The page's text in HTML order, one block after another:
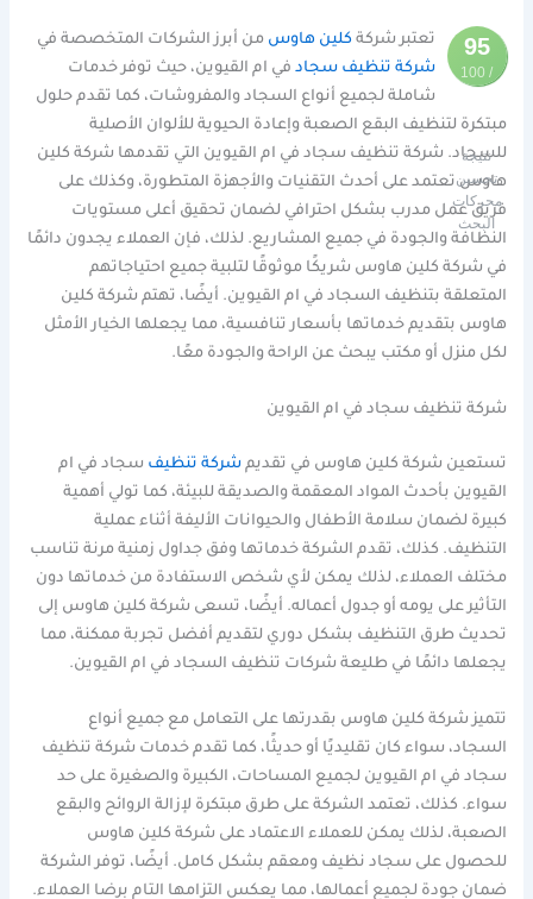
95
/ 100
نتيجة
تحسين
محركات
البحث
تعتبر شركةكلين هاوس من أبرز الشركات المتخصصة في
شركة تنظيف سجاد في ام القيوين، حيث توفر خدمات
شاملة لجميع أنواع السجاد والمفروشات، كما تقدم حلول
مبتكرة لتنظيف البقع الصعبة وإعادة الحيوية للألوان الأصلية
للسجاد. شركة تنظيف سجاد في ام القيوين التي تقدمها شركة كلين
هاوس تعتمد على أحدث التقنيات والأجهزة المتطورة، وكذلك على
فريق عمل مدرب بشكل احترافي لضمان تحقيق أعلى مستويات
النظافة والجودة في جميع المشاريع. لذلك، فإن العملاء يجدون دائمًا
في شركة كلين هاوس شريكًا موثوقًا لتلبية جميع احتياجاتهم
المتعلقة بتنظيف السجاد في ام القيوين. أيضًا، تهتم شركة كلين
هاوس بتقديم خدماتها بأسعار تنافسية، مما يجعلها الخيار الأمثل
لكل منزل أو مكتب يبحث عن الراحة والجودة معًا.
شركة تنظيف سجاد في ام القيوين
تستعين شركة كلين هاوس في تقديمشركة تنظيف سجاد في ام
القيوين بأحدث المواد المعقمة والصديقة للبيئة، كما تولي أهمية
كبيرة لضمان سلامة الأطفال والحيوانات الأليفة أثناء عملية
التنظيف. كذلك، تقدم الشركة خدماتها وفق جداول زمنية مرنة تناسب
مختلف العملاء، لذلك يمكن لأي شخص الاستفادة من خدماتها دون
التأثير على يومه أو جدول أعماله. أيضًا، تسعى شركة كلين هاوس إلى
تحديث طرق التنظيف بشكل دوري لتقديم أفضل تجربة ممكنة، مما
يجعلها دائمًا في طليعة شركات تنظيف السجاد في ام القيوين.
تتميز شركة كلين هاوس بقدرتها على التعامل مع جميع أنواع
السجاد، سواء كان تقليديًا أو حديثًا، كما تقدم خدمات شركة تنظيف
سجاد في ام القيوين لجميع المساحات، الكبيرة والصغيرة على حد
سواء. كذلك، تعتمد الشركة على طرق مبتكرة لإزالة الروائح والبقع
الصعبة، لذلك يمكن للعملاء الاعتماد على شركة كلين هاوس
للحصول على سجاد نظيف ومعقم بشكل كامل. أيضًا، توفر الشركة
ضمان جودة لجميع أعمالها، مما يعكس التزامها التام برضا العملاء.